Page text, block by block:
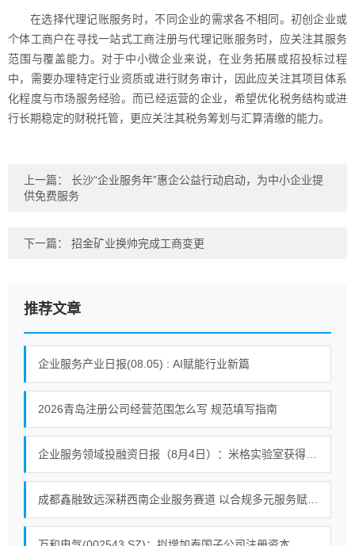
在选择代理记账服务时，不同企业的需求各不相同。初创企业或
个体工商户在寻找一站式工商注册与代理记账服务时，应关注其服务
范围与覆盖能力。对于中小微企业来说，在业务拓展或招投标过程
中，需要办理特定行业资质或进行财务审计，因此应关注其项目体系
化程度与市场服务经验。而已经运营的企业，希望优化税务结构或进
行长期稳定的财税托管，更应关注其税务筹划与汇算清缴的能力。
上一篇： 长沙“企业服务年”惠企公益行动启动，为中小企业提
供免费服务
下一篇： 招金矿业换帅完成工商变更
推荐文章
企业服务产业日报(08.05) : AI赋能行业新篇
2026青岛注册公司经营范围怎么写 规范填写指南